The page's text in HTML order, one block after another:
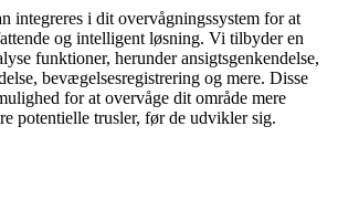
integreres i dit overvågningssystem for at
og intelligent løsning. Vi tilbyder en
funktioner, herunder ansigtsgenkendelse,
bevægelsesregistrering og mere. Disse
for at overvåge dit område mere
potentielle trusler, før de udvikler sig.